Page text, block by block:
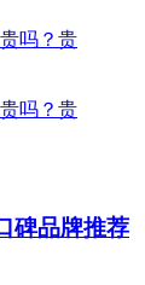
碑品牌推荐